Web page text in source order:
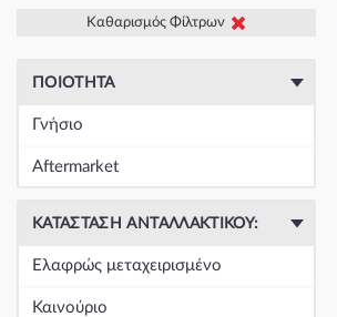
Καθαρισμός Φίλτρων
ΠΟΙΌΤΗΤΑ
Γνήσιο
Aftermarket
ΚΑΤΆΣΤΑΣΗ ΑΝΤΑΛΛΑΚΤΙΚΟΎ:
Ελαφρώς μεταχειρισμένο
Καινούριο